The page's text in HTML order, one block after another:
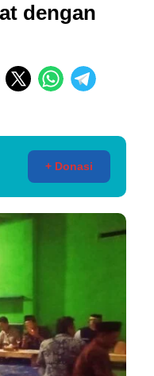
dengan
+ Donasi